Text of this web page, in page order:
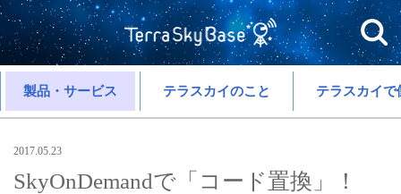
製品・サービス テラスカイのこと テラスカイで
2017.05.23
SkyOnDemandで「コード置換」！